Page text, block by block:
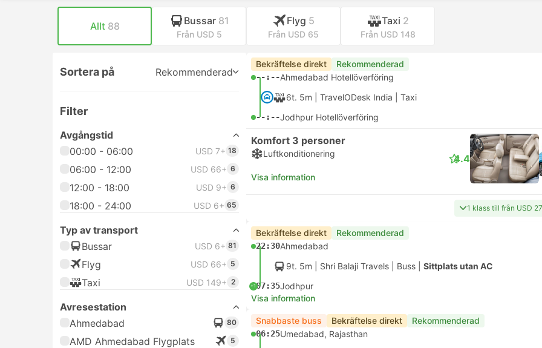
Allt 88 Bussar 81
Från USD 5
Flyg 5
Från USD 65
Taxi 2
Från USD 148
Sortera på Rekommenderad
Filter
Avgångstid
00:00 - 06:00
USD 7+ 18
06:00 - 12:00 USD 66+ 6
12:00 - 18:00 USD 9+ 6
18:00 - 24:00 USD 6+ 65
Typ av transport
Bussar
USD 6+ 81
Flyg USD 66+ 5
Taxi USD 149+ 2
Avresestation
Ahmedabad
80
AMD Ahmedabad Flygplats 5
Bekräftelse direkt Rekommenderad
--:--Ahmedabad Hotellöverföring
6t. 5m | TravelODesk India Taxi
--:--Jodhpur Hotellöverföring
Komfort 3 personer
Luftkonditionering
Visa information
4.4
1 klass till från USD
Bekräftelse direkt Rekommenderad
22:30Ahmedabad
9t. 5m | Shri Balaji Travels Buss Sittplats utan AC
+107:35Jodhpur
Visa information
Snabbaste buss Bekräftelse direkt Rekommenderad
06:25Umedabad, Rajasthan